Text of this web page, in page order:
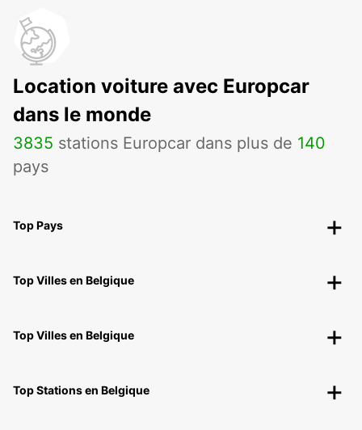
Location voiture avec Europcar
dans le monde
3835 stations Europcar dans plus de 140
pays
Top Pays
Top Villes en Belgique
Top Villes en Belgique
Top Stations en Belgique